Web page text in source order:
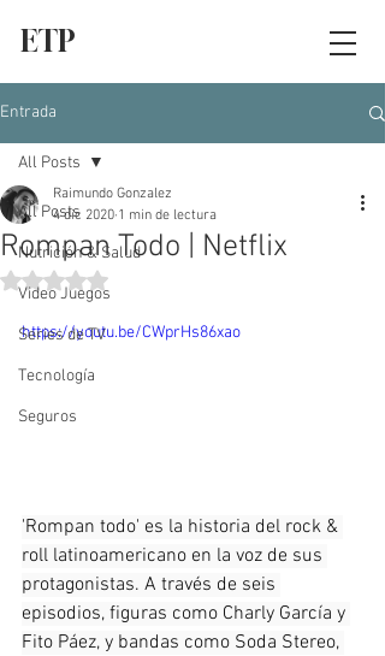
ETP
Entrada
All Posts
Nutrición & Salud
Video Juegos
Series de TV
Tecnología
Seguros
All Posts
Rompan Todo | Netflix
Raimundo Gonzalez
4 dic 2020 1 min de lectura
Obtuvo NaN de 5 estrellas.
https://youtu.be/CWprHs86xao
'Rompan todo' es la historia del rock &
roll latinoamericano en la voz de sus
protagonistas. A través de seis
episodios, figuras como Charly García y
Fito Páez, y bandas como Soda Stereo,